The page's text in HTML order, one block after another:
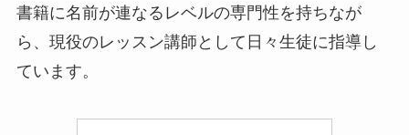
書籍に名前が連なるレベルの専門性を持ちなが
ら、現役のレッスン講師として日々生徒に指導し
ています。